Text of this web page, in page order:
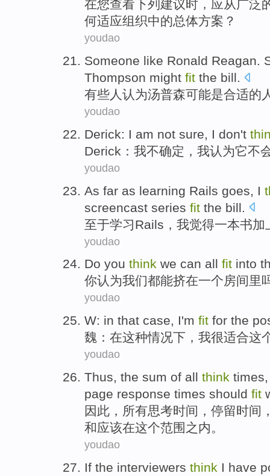
在您查看下列 建议时 ， 应从广泛
何适应组织中的总体方案 ？
youdao
Someone like Ronald Reagan.
Thompson might fit the bill.
有些人 认为汤普森可能是合适的
youdao
Derick: I am not sure, I don't
Derick ： 我不确定 ，我认为它不
youdao
As far as learning Rails goes, I
screencast series fit the bill.
至于学习Rails ， 我觉得一本书加
youdao
Do you think we can all fit into
你认为我们都能挤在一个房间里
youdao
W: in that case, I'm fit for the
魏 ： 在这种情况下 ， 我很适合这
youdao
Thus, the sum of all think times
page response times should fit
因此 ， 所有思考时间 ， 停留时间
和应该在这个范围之内。
youdao
If the interviewers think I have